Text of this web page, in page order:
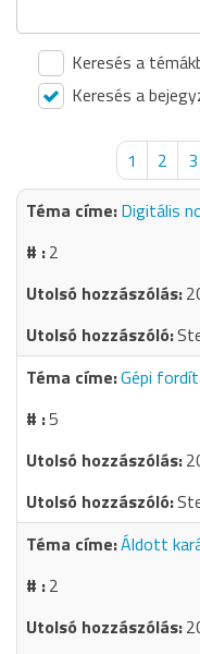
Keresés a
Keresés a
1 2 3
Digitális
2
Gépi
5
Áldott
2